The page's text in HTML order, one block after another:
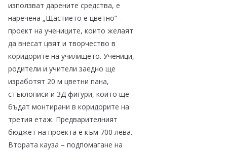
използват дарените средства, е
наречена „Щастието е цветно” –
проект на учениците, които желаят
да внесат цвят и творчество в
коридорите на училището. Ученици,
родители и учители заедно ще
изработят 20 м цветни пана,
стъклописи и 3Д фигури, които ще
бъдат монтирани в коридорите на
третия етаж. Предварителният
бюджет на проекта е към 700 лева.
Втората кауза – подпомагане на